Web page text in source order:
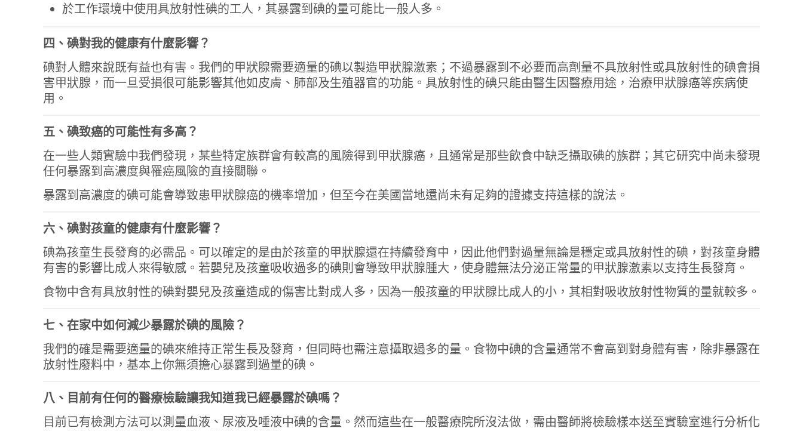
於工作環境中使用具放射性碘的工人，其暴露到碘的量可能比一般人多。
四、碘對我的健康有什麼影響？
碘對人體來說既有益也有害。我們的甲狀腺需要適量的碘以製造甲狀腺激素；不過暴露到不必要而高劑量不具放射性或具放射性的碘會損
害甲狀腺，而一旦受損很可能影響其他如皮膚、肺部及生殖器官的功能。具放射性的碘只能由醫生因醫療用途，治療甲狀腺癌等疾病使
用。
五、碘致癌的可能性有多高？
在一些人類實驗中我們發現，某些特定族群會有較高的風險得到甲狀腺癌，且通常是那些飲食中缺乏攝取碘的族群；其它研究中尚未發現
任何暴露到高濃度與罹癌風險的直接關聯。
暴露到高濃度的碘可能會導致患甲狀腺癌的機率增加，但至今在美國當地還尚未有足夠的證據支持這樣的說法。
六、碘對孩童的健康有什麼影響？
碘為孩童生長發育的必需品。可以確定的是由於孩童的甲狀腺還在持續發育中，因此他們對過量無論是穩定或具放射性的碘，對孩童身體
有害的影響比成人來得敏感。若嬰兒及孩童吸收過多的碘則會導致甲狀腺腫大，使身體無法分泌正常量的甲狀腺激素以支持生長發育。
食物中含有具放射性的碘對嬰兒及孩童造成的傷害比對成人多，因為一般孩童的甲狀腺比成人的小，其相對吸收放射性物質的量就較多。
七、在家中如何減少暴露於碘的風險？
我們的確是需要適量的碘來維持正常生長及發育，但同時也需注意攝取過多的量。食物中碘的含量通常不會高到對身體有害，除非暴露在
放射性廢料中，基本上你無須擔心暴露到過量的碘。
八、目前有任何的醫療檢驗讓我知道我已經暴露於碘嗎？
目前已有檢測方法可以測量血液、尿液及唾液中碘的含量。然而這些在一般醫療院所沒法做，需由醫師將檢驗樣本送至實驗室進行分析化